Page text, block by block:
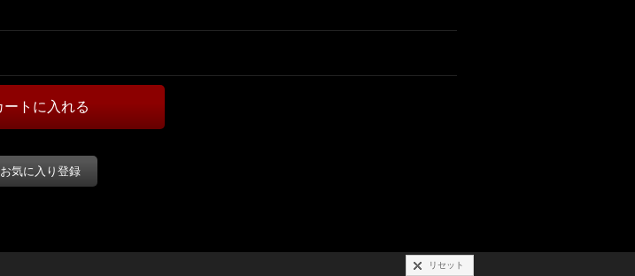
お気に入り登録
リセット